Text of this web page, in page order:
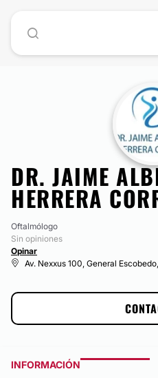
​DR. JAIME
HERRERA
Oftalmólogo
Sin opiniones
Opinar
Av. Nexxus 100, General
INFORMACIÓN